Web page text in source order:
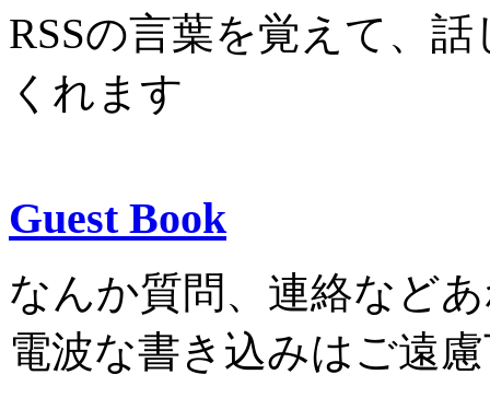
RSSの言葉を覚えて、
くれます
Guest Book
なんか質問、連絡など
電波な書き込みはご遠